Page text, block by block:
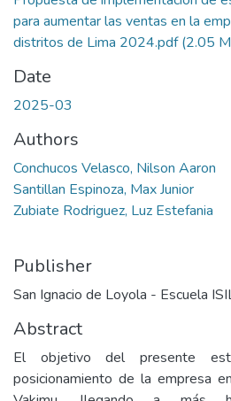
para aumentar las ventas en la
distritos de Lima 2024.pdf(2.05
Date
2025-03
Authors
Conchucos Velasco, Nilson Aaron
Santillan Espinoza, Max Junior
Zubiate Rodriguez, Luz Estefania
Publisher
San Ignacio de Loyola - Escuela
Abstract
El objetivo del presente
posicionamiento de la empresa